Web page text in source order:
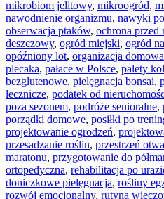
mikrobiom jelitowy, mikroogród,
nawodnienie organizmu, nawyki
obserwacja ptaków, ochrona przed
deszczowy, ogród miejski, ogród
opóźniony lot, organizacja domowa
plecaka, pałace w Polsce, palety
bezglutenowe, pielęgnacja bonsai,
lecznicze, podatek od
poza sezonem, podróże senioralne,
porządki domowe, posiłki po
projektowanie ogrodzeń,
przesadzanie roślin, przestrzeń
maratonu, przygotowanie do
ortopedyczna, rehabilitacja po
doniczkowe pielęgnacja, rośliny
rozwój emocjonalny, rutyna